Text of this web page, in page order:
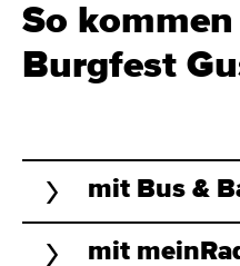
So
Burgfest
mit Bus &
mit